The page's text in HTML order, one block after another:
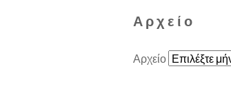
Αρχείο
Αρχείο